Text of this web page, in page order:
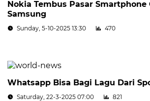
Nokia Tembus Pasar Smartphone
Samsung
Sunday, 5-10-2025 13:30 470
Whatsapp Bisa Bagi Lagu Dari
Saturday, 22-3-2025 07:00 821